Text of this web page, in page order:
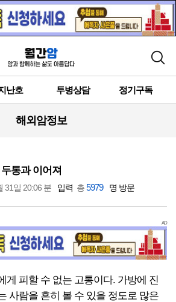
검색
난호 투병상담 정기구독
해외암정보
통과 이어져
31일 20:06 분 입력 총5979 명 방문
AD
게 피할 수 없는 고통이다. 가방에 진
사람을 흔히 볼 수 있을 정도로 많은